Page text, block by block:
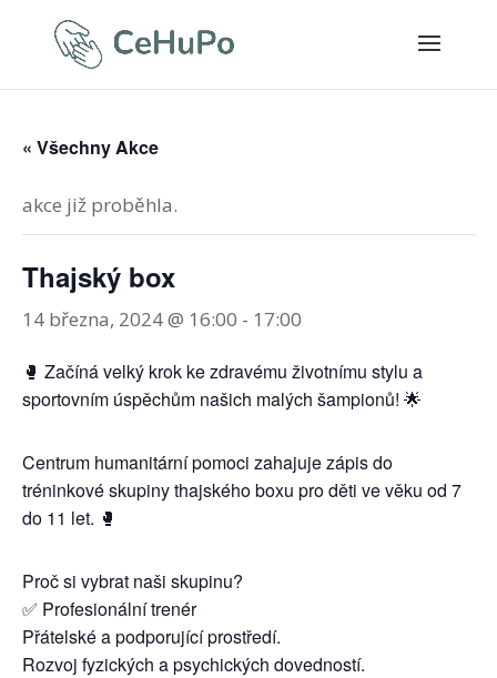
« Všechny Akce
akce již proběhla.
Thajský box
14 března, 2024 @ 16:00 - 17:00
🥊 Začíná velký krok ke zdravému životnímu stylu a
sportovním úspěchům našich malých šampionů! 🌟
Centrum humanitární pomoci zahajuje zápis do
tréninkové skupiny thajského boxu pro děti ve věku od 7
do 11 let. 🥊
Proč si vybrat naši skupinu?
✅ Profesionální trenér
Přátelské a podporující prostředí.
Rozvoj fyzických a psychických dovedností.